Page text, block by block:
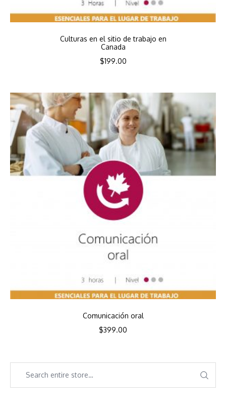
Culturas en el sitio de trabajo en
Canada
$199.00
Comunicación oral
$399.00